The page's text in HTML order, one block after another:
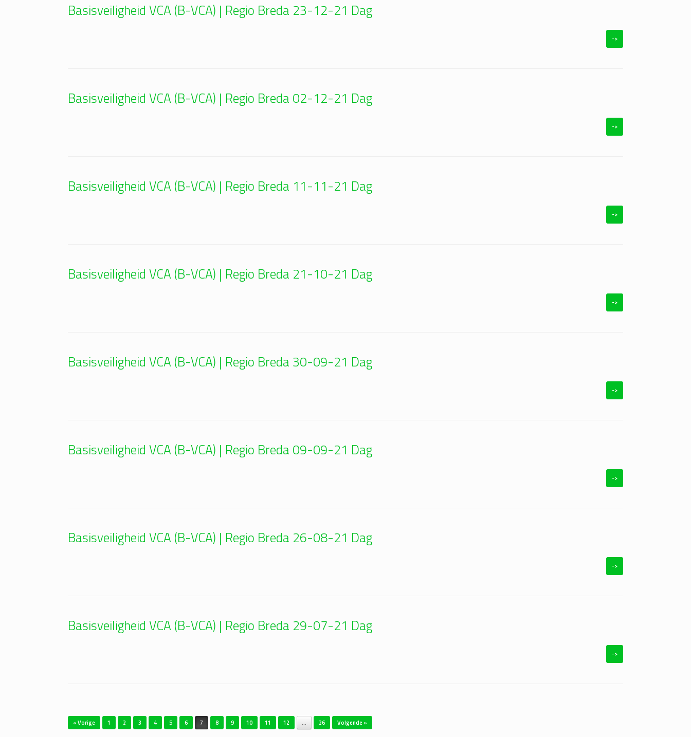
Basisveiligheid VCA (B-VCA) | Regio Breda 23-12-21 Dag
->
Basisveiligheid VCA (B-VCA) | Regio Breda 02-12-21 Dag
->
Basisveiligheid VCA (B-VCA) | Regio Breda 11-11-21 Dag
->
Basisveiligheid VCA (B-VCA) | Regio Breda 21-10-21 Dag
->
Basisveiligheid VCA (B-VCA) | Regio Breda 30-09-21 Dag
->
Basisveiligheid VCA (B-VCA) | Regio Breda 09-09-21 Dag
->
Basisveiligheid VCA (B-VCA) | Regio Breda 26-08-21 Dag
->
Basisveiligheid VCA (B-VCA) | Regio Breda 29-07-21 Dag
->
« Vorige 1 2 3 4 5 6 7 8 9 10 11 12 … 26 Volgende »